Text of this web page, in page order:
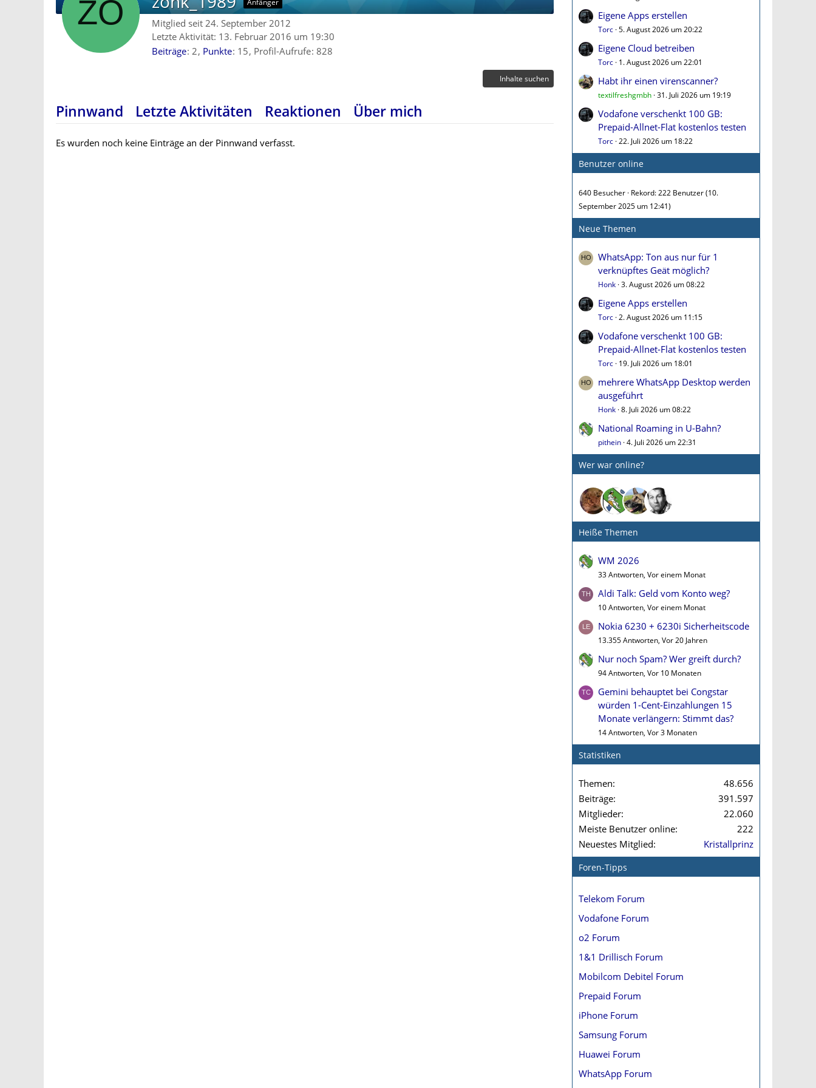
Anfänger
Mitglied seit 24. September 2012
Letzte Aktivität: 13. Februar 2016 um 19:30
Beiträge 2 Punkte 15 Profil-Aufrufe 828
Inhalte suchen
Pinnwand Letzte Aktivitäten Reaktionen Über mich
Es wurden noch keine Einträge an der Pinnwand verfasst.
Eigene Apps erstellen
Torc 5. August 2026 um 20:22
Eigene Cloud betreiben
Torc 1. August 2026 um 22:01
Habt ihr einen virenscanner?
textilfreshgmbh 31. Juli 2026 um 19:19
Vodafone verschenkt 100 GB:
Prepaid-Allnet-Flat kostenlos testen
Torc 22. Juli 2026 um 18:22
Benutzer online
640 Besucher Rekord: 222 Benutzer (10.
September 2025 um 12:41)
Neue Themen
WhatsApp: Ton aus nur für 1
verknüpftes Geät möglich?
Honk 3. August 2026 um 08:22
Eigene Apps erstellen
Torc 2. August 2026 um 11:15
Vodafone verschenkt 100 GB:
Prepaid-Allnet-Flat kostenlos testen
Torc 19. Juli 2026 um 18:01
mehrere WhatsApp Desktop werden
ausgeführt
Honk 8. Juli 2026 um 08:22
National Roaming in U-Bahn?
pithein 4. Juli 2026 um 22:31
Wer war online?
Heiße Themen
WM 2026
33 Antworten, Vor einem Monat
Aldi Talk: Geld vom Konto weg?
10 Antworten, Vor einem Monat
Nokia 6230 + 6230i Sicherheitscode
13.355 Antworten, Vor 20 Jahren
Nur noch Spam? Wer greift durch?
94 Antworten, Vor 10 Monaten
Gemini behauptet bei Congstar
würden 1-Cent-Einzahlungen 15
Monate verlängern: Stimmt das?
14 Antworten, Vor 3 Monaten
Statistiken
Themen
48.656
Beiträge
391.597
Mitglieder
22.060
Meiste Benutzer online
222
Neuestes Mitglied
Kristallprinz
Foren-Tipps
Telekom Forum
Vodafone Forum
o2 Forum
1&1 Drillisch Forum
Mobilcom Debitel Forum
Prepaid Forum
iPhone Forum
Samsung Forum
Huawei Forum
WhatsApp Forum